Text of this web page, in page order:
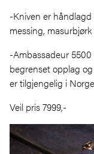
-Kniven er
messing,
-Ambassadeur
begrenset opplag
er tilgjengelig i Norge
Veil pris 7999,-